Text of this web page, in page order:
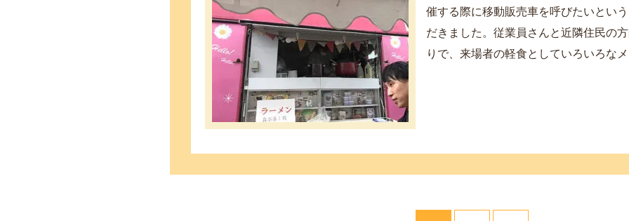
催する際に移動販売車を呼びたいとい
だきました。従業員さんと近隣住民の
りで、来場者の軽食としていろいろな